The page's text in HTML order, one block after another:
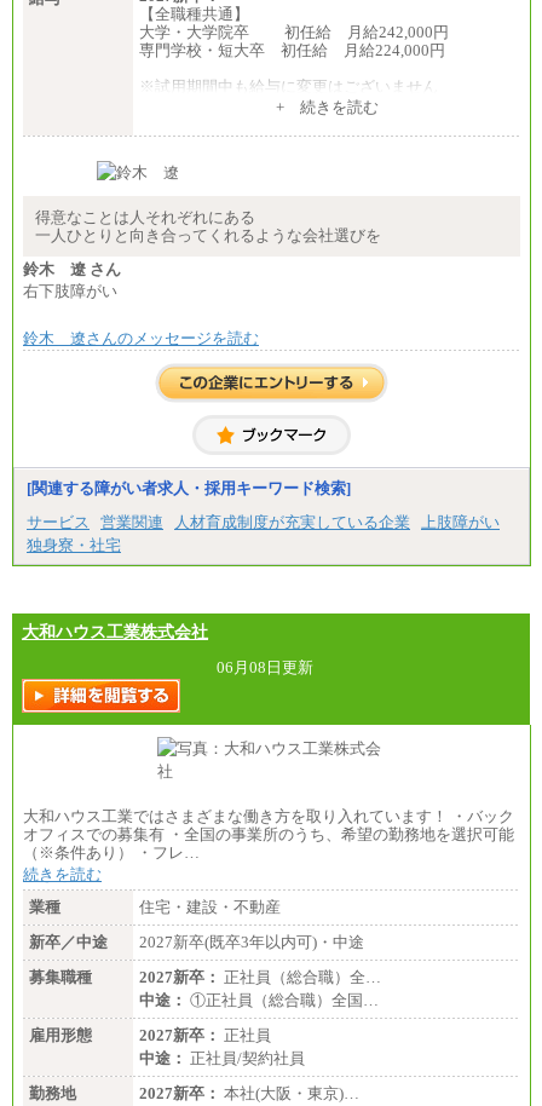
【全職種共通】
大学・大学院卒 初任給 月給242,000円
専門学校・短大卒 初任給 月給224,000円
※試用期間中も給与に変更はございません
大学・大学院卒 初任給 月給242,000円
最終学歴に応じ、上記新卒給与（高卒の場合は、月
して算定した調整手当を加算した額
※試用期間中も給与に変更はございません
+ 続きを読む
得意なことは人それぞれにある
一人ひとりと向き合ってくれるような会社選びを
鈴木 遼 さん
右下肢障がい
鈴木 遼さんのメッセージを読む
[関連する障がい者求人・採用キーワード検索]
サービス
営業関連 人材育成制度が充実している企業
上肢障がい
独身寮・社宅
大和ハウス工業株式会社
06月08日更新
大和ハウス工業ではさまざまな働き方を取り入れています！ ・バック
オフィスでの募集有 ・全国の事業所のうち、希望の勤務地を選択可能
（※条件あり） ・フレ…
続きを読む
業種
住宅・建設・不動産
新卒／中途
2027新卒(既卒3年以内可)・中途
募集職種
2027新卒： 正社員（総合職）全…
中途： ①正社員（総合職）全国…
雇用形態
2027新卒： 正社員
中途： 正社員/契約社員
勤務地
2027新卒： 本社(大阪・東京)…